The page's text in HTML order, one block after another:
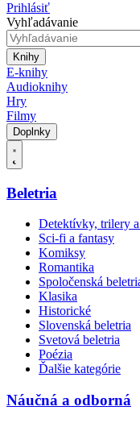
Prihlásiť
Vyhľadávanie
Knihy
E-knihy
Audioknihy
Hry
Filmy
Doplnky
Beletria
Detektívky, trilery
Sci-fi a fantasy
Komiksy
Romantika
Spoločenská
Klasika
Historické
Slovenská beletria
Svetová beletria
Poézia
Ďalšie kategórie
Náučná a odborná